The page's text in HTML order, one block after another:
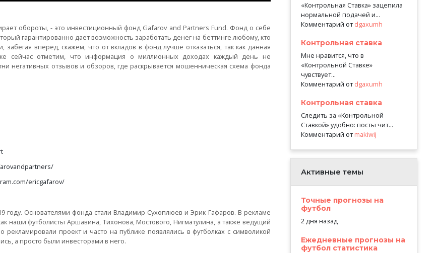
обороты, - это инвестиционный фонд Gafarov and Partners Fund. Фонд о себе
гарантированно дает возможность заработать денег на беттинге любому, кто
вперед, скажем, что от вкладов в фонд лучше отказаться, так как данная
сейчас отметим, что информация о миллионных доходах каждый день не
негативных отзывов и обзоров, где раскрывается мошенническая схема фонда
ericgafarov/
Основателями фонда стали Владимир Сухоплюев и Эрик Гафаров. В рекламе
наши футболисты Аршавина, Тихонова, Мостового, Нигматулина, а также ведущий
проект и часто на публике появлялись в футболках с символикой
а просто были инвесторами в него.
«Контрольная Ставка» зацепила
нормальной подачей и...
Комментарий отdgaxumh
Контрольная ставка
Мне нравится, что в
«Контрольной Ставке»
чувствует...
Комментарий отdgaxumh
Контрольная ставка
Следить за «Контрольной
Ставкой» удобно: посты чит...
Комментарий отmakiwij
Активные темы
Точные прогнозы на
футбол
2 дня назад
Ежедневные прогнозы на
футбол статистика